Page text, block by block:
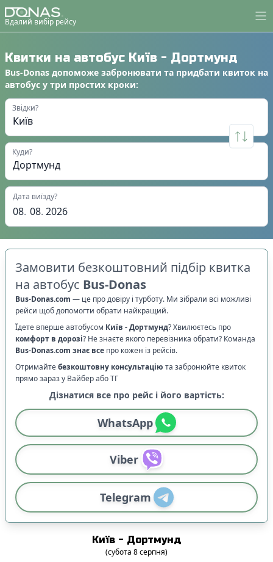
Вдалий вибір рейсу
Квитки на автобус Київ - Дортмунд
Bus-Donas допоможе забронювати та придбати квиток на
автобус у три простих кроки:
Звідки?
Куди?
Дата виїзду?
08. 08. 2026
Замовити безкоштовний підбір квитка
на автобус Bus-Donas
Bus-Donas.com — це про довіру і турботу. Ми зібрали всі можливі
рейси щоб допомогти обрати найкращий.
Їдете вперше автобусом Київ -Дортмунд? Хвилюєтесь про
комфорт в дорозі? Не знаєте якого перевізника обрати? Команда
Bus-Donas.com знає все про кожен із рейсів.
Отримайтебезкоштовну консультацію та забронюйте квиток
прямо зараз у Вайбер або ТГ
Дізнатися все про рейс і його вартість:
WhatsApp
Viber
Telegram
Київ - Дортмунд
(субота 8серпня)